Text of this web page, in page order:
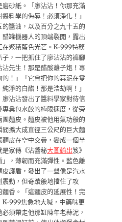
砂紙。「廖沾沾！你那充滿
料學的侮辱！必須淨化！」
的醬油，以及百分之九十五的
罐機器人的頂端裂開，露出
在聚積藍色光芒。K-999特務
，一把抓住了廖沾沾的褲腳
先生！那是醋酸離子炮！專
！」「它會把你的蒜泥在零
淨的白醋！那是浩劫啊！」
廖沾沾發出了醬料學家對待信
業包水餃的極限速度，從旁
麵皮。麵皮被他用氣功般的
間擴大成直徑三公尺的巨大麵
皮在空中交疊，變成一個半
是家傳《沾醬秘大圖輸出笈》
，薄韌而充滿彈性。藍色離
護盾，發出了一聲像是汽水
動，但奇蹟般地擋住了攻
香。「這麵皮的延展性！完
K-999焦急地大喊，中藥味更
須帶走他那缸陳年老蒜泥，